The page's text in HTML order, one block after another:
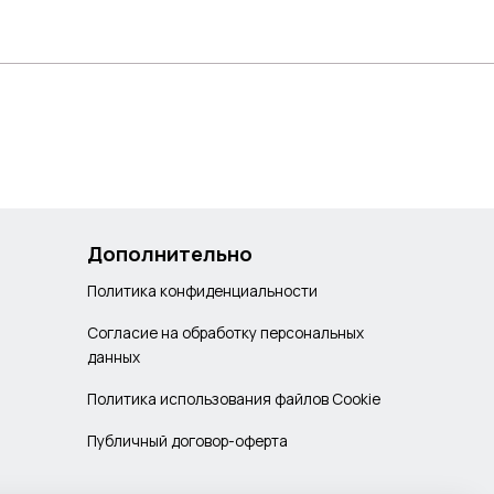
Дополнительно
Политика конфиденциальности
Согласие на обработку персональных
данных
Политика использования файлов Cookie
Публичный договор-оферта